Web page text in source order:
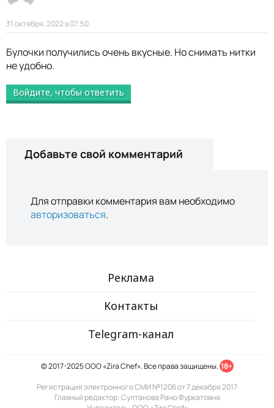
31 октября, 2022 в 07:50
Булочки получились очень вкусные. Но снимать нитки
не удобно.
Войдите, чтобы ответить
Добавьте свой комментарий
Для отправки комментария вам необходимо
авторизоваться.
Реклама
Контакты
Telegram-канал
© 2017-2025 ООО «Zira Chef». Все права защищены. 18+
Регистрация электронного СМИ №1206 от 7 декабря 2017
Главный редактор: Султанова Рано Фуркатовна